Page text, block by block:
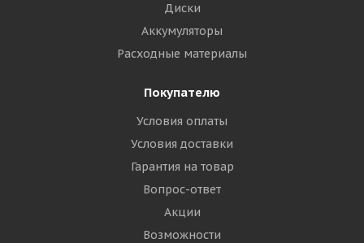
Подробнее
Диски
Аккумуляторы
Расходные материалы
Покупателю
Условия оплаты
Условия доставки
Гарантия на товар
Вопрос-ответ
Акции
Возможности